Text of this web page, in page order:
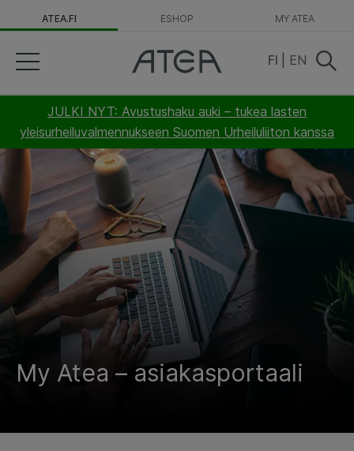
ATEA.FI ESHOP MY ATEA
JULKI NYT: Avustushaku auki – tukea lasten
yleisurheiluvalmennukseen Suomen Urheiluliiton kanssa
FI EN
My Atea – asiakasportaali